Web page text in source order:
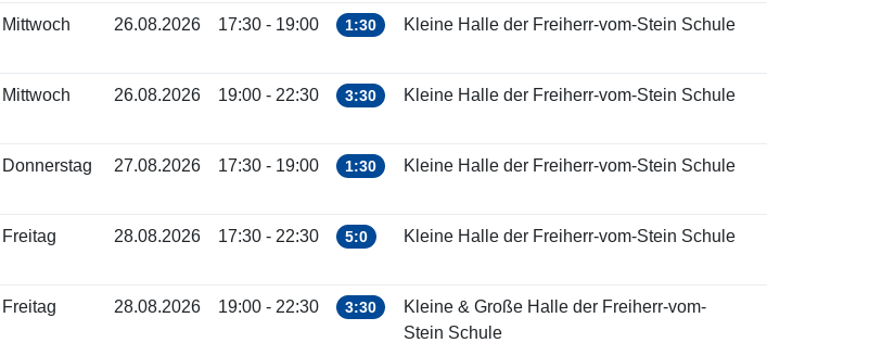
Mittwoch 26.08.2026 17:30 - 19:00 1:30 Kleine Halle der Freiherr-vom-Stein Schule
Mittwoch 26.08.2026 19:00 - 22:30 3:30 Kleine Halle der Freiherr-vom-Stein Schule
Donnerstag 27.08.2026 17:30 - 19:00 1:30 Kleine Halle der Freiherr-vom-Stein Schule
Freitag 28.08.2026 17:30 - 22:30 5:0 Kleine Halle der Freiherr-vom-Stein Schule
Freitag 28.08.2026 19:00 - 22:30 3:30
Kleine & Große Halle der Freiherr-vom-
Stein Schule